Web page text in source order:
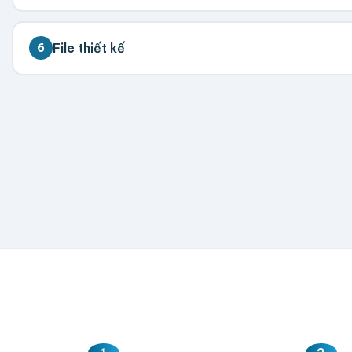
💡 Đặt càng nhiều giá càng tốt. Vui lòng liên hệ để
6 File thiết kế